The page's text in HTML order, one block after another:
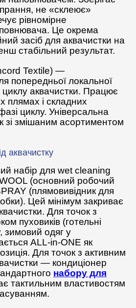
прання, не «склеює»
рівномірне
Це окрема
засіб для аквачистки на
стабільний результат.
Textile) —
попередньої локальної
аквачистки. Працює
плямах і складних
циклу. Універсальна
зі змішаним асортиментом
аквачистку
набір для wet cleaning
(основний робочий
(плямовивідник для
Цей мінімум закриває
Для точок з
пуховиків (готельні
зимовий одяг у
ALL-in-ONE як
Для точок з активним
— кондиціонер
набору для
тактильним властивостям